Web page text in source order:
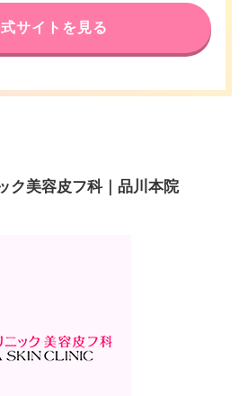
サイトを見る
ク美容皮フ科｜品川本院